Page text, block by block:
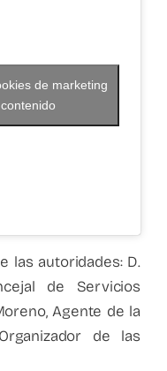
de marketing
las autoridades: D.
de Servicios
Agente de la
de las